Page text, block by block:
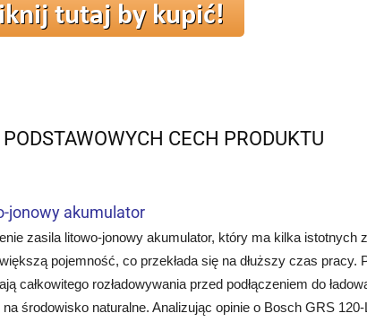
CECH PRODUKTU
jonowy akumulator
zasila litowo-jonowy akumulator, który ma kilka
pojemność, co przekłada się na dłuższy czas
całkowitego rozładowywania przed podłączeniem do
na środowisko naturalne. Analizując opinie o Bosch GRS